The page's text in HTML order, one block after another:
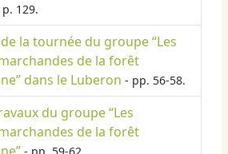
129.
la tournée du groupe “Les
de la forêt
dans le Luberon - pp. 56-58.
du groupe “Les
de la forêt